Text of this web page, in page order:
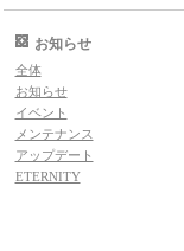
お知らせ
全体
お知らせ
イベント
メンテナンス
アップデート
ETERNITY